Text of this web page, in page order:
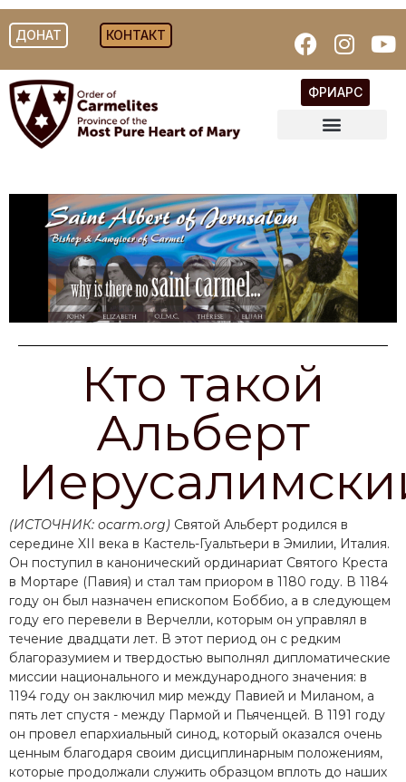
ДОНАТ КОНТАКТ
ФРИАРС
Кто такой
Альберт
(ИСТОЧНИК: ocarm.org) Святой Альберт родился в
середине XII века в Кастель-Гуальтьери в Эмилии, Италия.
Он поступил в канонический ординариат Святого Креста
в Мортаре (Павия) и стал там приором в 1180 году. В 1184
году он был назначен епископом Боббио, а в следующем
году его перевели в Верчелли, которым он управлял в
течение двадцати лет. В этот период он с редким
благоразумием и твердостью выполнял дипломатические
миссии национального и международного значения: в
1194 году он заключил мир между Павией и Миланом, а
пять лет спустя - между Пармой и Пьяченцей. В 1191 году
он провел епархиальный синод, который оказался очень
ценным благодаря своим дисциплинарным положениям,
которые продолжали служить образцом вплоть до наших